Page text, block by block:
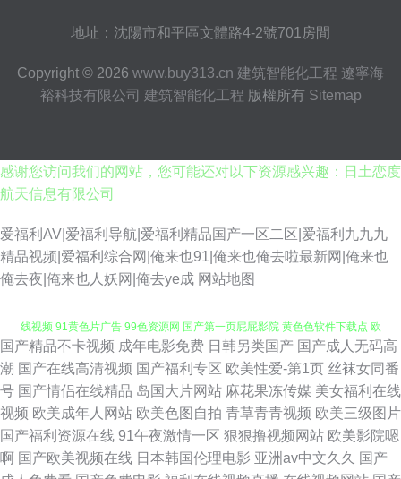
地址：沈陽市和平區文體路4-2號701房間
Copyright © 2026 www.buy313.cn 建筑智能化工程 遼寧海
裕科技有限公司 建筑智能化工程 版權所有 Sitemap
感谢您访问我们的网站，您可能还对以下资源感兴趣：日土恋度
航天信息有限公司
爱福利AV|爱福利导航|爱福利精品国产一区二区|爱福利九九九
精品视频|爱福利综合网|俺来也91|俺来也俺去啦最新网|俺来也
俺去夜|俺来也人妖网|俺去ye成 网站地图
后入欧美 99视屏 欧美人妖91 天天夜夜叭 AV蜜臀网 黄色性爱 91传媒免费在
线视频 91黄色片广告 99色资源网 国产第一页屁屁影院 黄色色软件下载点 欧
美日韩国产不卡在线 三级按摩 超碰人人干人人操 影视高清版免费 www日本
国产精品不卡视频 成年电影免费 日韩另类国产 国产成人无码高
潮 国产在线高清视频 国产福利专区 欧美性爱-第1页 丝袜女同番
号 国产情侣在线精品 岛国大片网站 麻花果冻传媒 美女福利在线
视频 欧美成年人网站 欧美色图自拍 青草青青视频 欧美三级图片
国产福利资源在线 91午夜激情一区 狠狠撸视频网站 欧美影院嗯
啊 国产欧美视频在线 日本韩国伦理电影 亚洲av中文久久 国产